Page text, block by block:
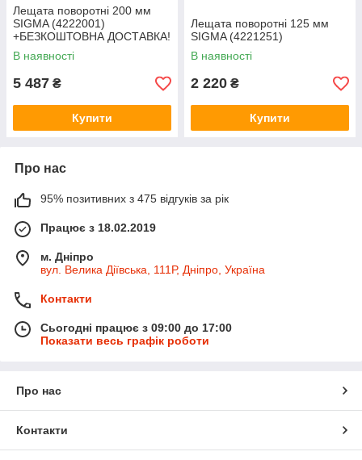
Лещата поворотні 200 мм
SIGMA (4222001)
+БЕЗКОШТОВНА ДОСТАВКА!
В наявності
5 487 ₴
Купити
Лещата поворотні 125 мм
SIGMA (4221251)
В наявності
2 220 ₴
Купити
Про нас
95% позитивних з 475 відгуків за рік
Працює з 18.02.2019
м. Дніпро
вул. Велика Діївська, 111Р, Дніпро, Україна
Контакти
Сьогодні працює з 09:00 до 17:00
Показати весь графік роботи
Про нас
Контакти